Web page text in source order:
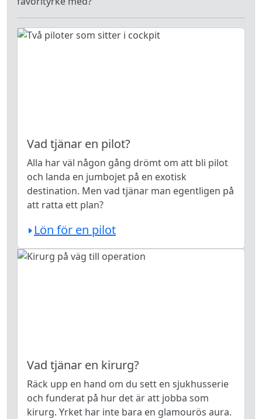
Vad tjänar en pilot?
Alla har väl någon gång drömt om att bli pilot
och landa en jumbojet på en exotisk
destination. Men vad tjänar man egentligen på
att ratta ett plan?
Lön för en pilot
Vad tjänar en kirurg?
Räck upp en hand om du sett en sjukhusserie
och funderat på hur det är att jobba som
kirurg. Yrket har inte bara en glamourös aura.